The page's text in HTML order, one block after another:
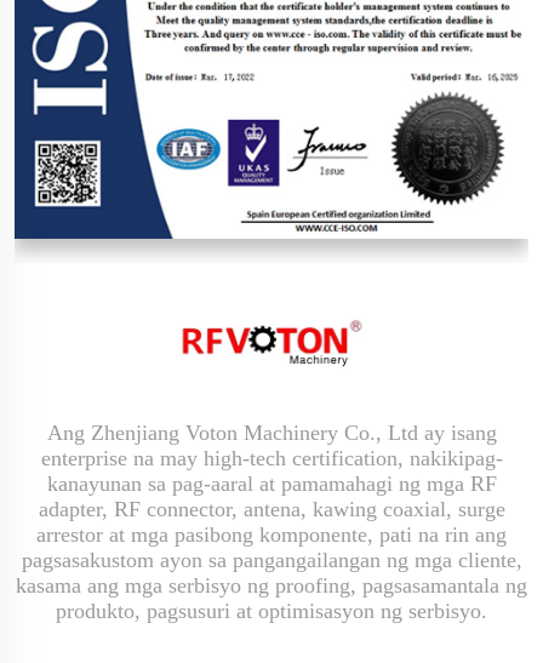
Ang Zhenjiang Voton Machinery Co., Ltd ay isang
enterprise na may high-tech certification, nakikipag-
kanayunan sa pag-aaral at pamamahagi ng mga RF
adapter, RF connector, antena, kawing coaxial, surge
arrestor at mga pasibong komponente, pati na rin ang
pagsasakustom ayon sa pangangailangan ng mga cliente,
kasama ang mga serbisyo ng proofing, pagsasamantala ng
produkto, pagsusuri at optimisasyon ng serbisyo.